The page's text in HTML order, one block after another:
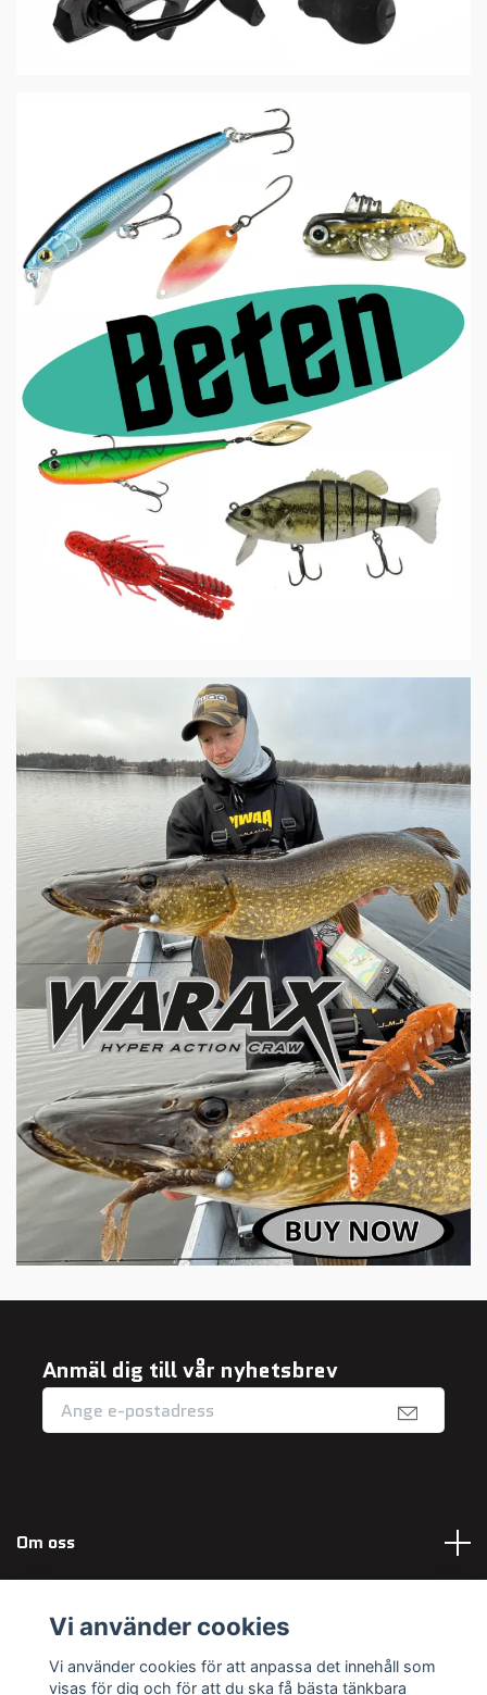
Anmäl dig till vår nyhetsbrev
Om oss
Sociala medier
Vi använder cookies
Vi använder cookies för att anpassa det innehåll som
visas för dig och för att du ska få bästa tänkbara